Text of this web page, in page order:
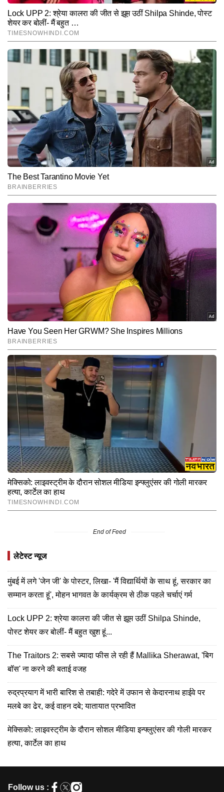
End of Feed
लेटेस्ट न्यूज
मुंबई में लगे 'जेन जी' के पोस्टर, लिखा- 'मैं विद्यार्थियों के साथ हूं, सरकार का
सम्मान करता हूं', मोहन भागवत के कार्यक्रम से ठीक पहले चर्चाएं गर्म
Lock UPP 2: श्रेया कालरा की जीत से झूम उठीं Shilpa Shinde,
पोस्ट शेयर कर बोलीं- मैं बहुत खुश हूं...
The Traitors 2: सबसे ज्यादा फीस ले रही हैं Mallika Sherawat, 'बिग
बॉस' ना करने की बताई वजह
रुद्रप्रयाग में भारी बारिश से तबाही: गदेरे में उफान से केदारनाथ हाईवे पर
मलबे का ढेर, कई वाहन दबे; यातायात प्रभावित
मेक्सिको: लाइवस्ट्रीम के दौरान सोशल मीडिया इन्फ्लुएंसर की गोली मारकर
हत्या, कार्टेल का हाथ
Follow us :